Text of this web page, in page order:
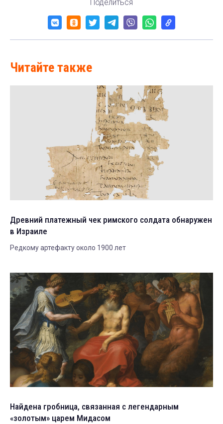
Поделиться
Читайте также
Древний платежный чек римского солдата обнаружен
в Израиле
Редкому артефакту около 1900 лет
Найдена гробница, связанная с легендарным
«золотым» царем Мидасом